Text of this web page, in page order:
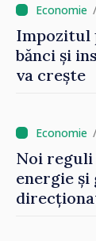
taxare
Impozitul
bănci și
va crește
Noi reguli
energie și